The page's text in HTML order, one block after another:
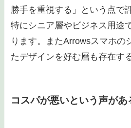
勝手を重視する」という点で
特にシニア層やビジネス用途
ります。またArrowsスマホの
たデザインを好む層も存在す
コスパが悪いという声があ